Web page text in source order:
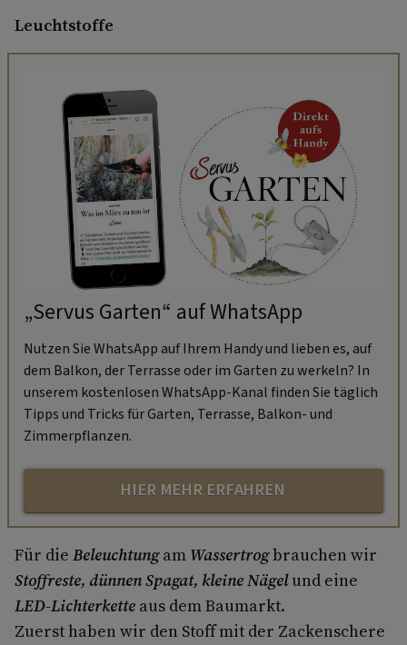
Leuchtstoffe
„Servus Garten“ auf WhatsApp
Nutzen Sie WhatsApp auf Ihrem Handy und lieben es, auf
dem Balkon, der Terrasse oder im Garten zu werkeln? In
unserem kostenlosen WhatsApp-Kanal finden Sie täglich
Tipps und Tricks für Garten, Terrasse, Balkon- und
Zimmerpflanzen.
HIER MEHR ERFAHREN
Für die Beleuchtungam Wassertrogbrauchen wir
Stoffreste, dünnen Spagat, kleine Nägelund eine
LED-Lichterkette aus dem Baumarkt.
Zuerst haben wir den Stoff mit der Zackenschere